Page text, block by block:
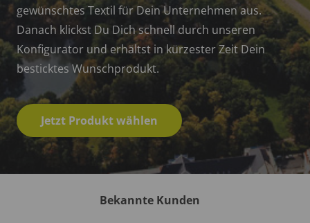
gewünschtes Textil für Dein Unternehmen aus.
Danach klickst Du Dich schnell durch unseren
Konfigurator und erhältst in kürzester Zeit Dein
besticktes Wunschprodukt.
Jetzt Produkt wählen
Bekannte Kunden